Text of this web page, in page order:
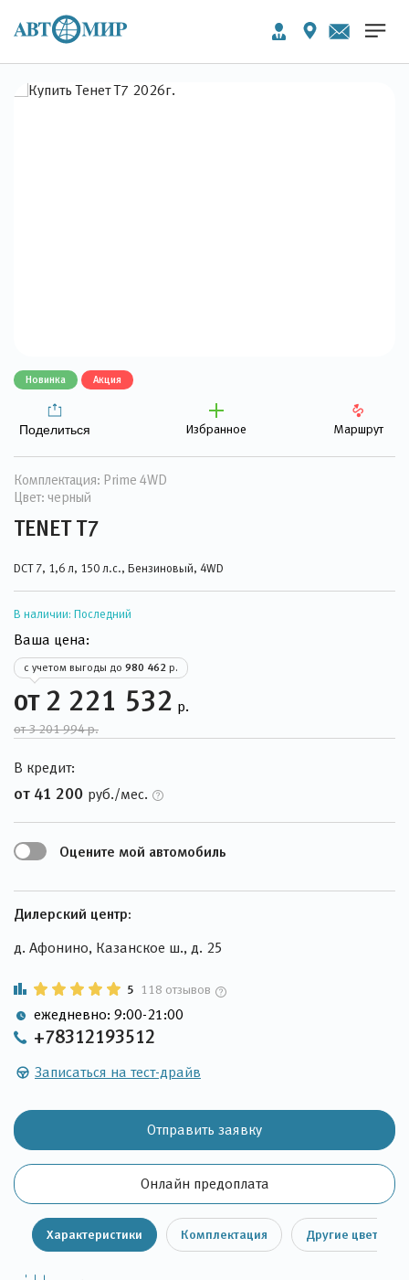
Новинка Акция
Поделиться Избранное Маршрут
Комплектация: Prime 4WD
Цвет: черный
TENET T7
DCT 7, 1,6 л, 150 л.с., Бензиновый, 4WD
В наличии: Последний
Ваша цена:
с учетом выгоды до 980 462 р.
от 2 221 532 р.
от 3 201 994 р.
В кредит:
от 41 200 руб./мес.
Оцените мой автомобиль
Дилерский центр:
д. Афонино, Казанское ш., д. 25
5 118 отзывов
ежедневно: 9:00-21:00
+78312193512
Записаться на тест-драйв
Онлайн предоплата
Отправить заявку
Характеристики Комплектация Другие цвета